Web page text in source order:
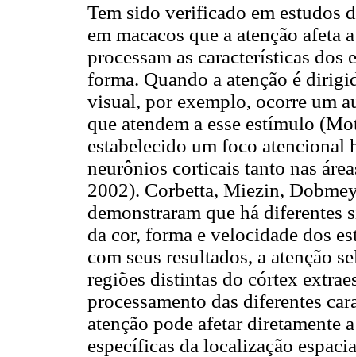
Tem sido verificado em estudos
em macacos que a atenção afeta
processam as características
forma. Quando a atenção é
visual, por exemplo, ocorre um
que atendem a esse estímulo
estabelecido um foco atencional
neurônios corticais tanto nas
2002). Corbetta, Miezin,
demonstraram que há
da cor, forma e velocidade dos
com seus resultados, a atenção
regiões distintas do córtex
processamento das diferentes
atenção pode afetar diretamente
específicas da localização